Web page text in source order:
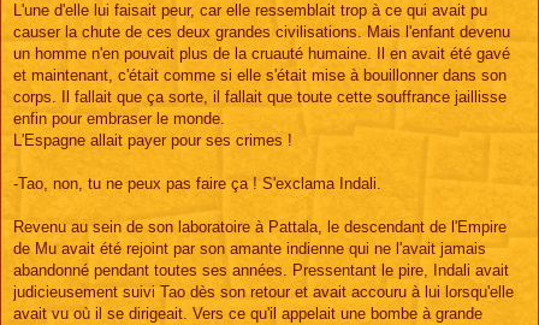
L'une d'elle lui faisait peur, car elle ressemblait trop à ce qui avait pu
causer la chute de ces deux grandes civilisations. Mais l'enfant devenu
un homme n'en pouvait plus de la cruauté humaine. Il en avait été gavé
et maintenant, c'était comme si elle s'était mise à bouillonner dans son
corps. Il fallait que ça sorte, il fallait que toute cette souffrance jaillisse
enfin pour embraser le monde.
L'Espagne allait payer pour ses crimes !
-Tao, non, tu ne peux pas faire ça ! S'exclama Indali.
Revenu au sein de son laboratoire à Pattala, le descendant de l'Empire
de Mu avait été rejoint par son amante indienne qui ne l'avait jamais
abandonné pendant toutes ses années. Pressentant le pire, Indali avait
judicieusement suivi Tao dès son retour et avait accouru à lui lorsqu'elle
avait vu où il se dirigeait. Vers ce qu'il appelait une bombe à grande